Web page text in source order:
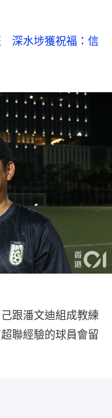
深水埗獲祝福：信
跟潘文迪組成教練
聯經驗的球員會留